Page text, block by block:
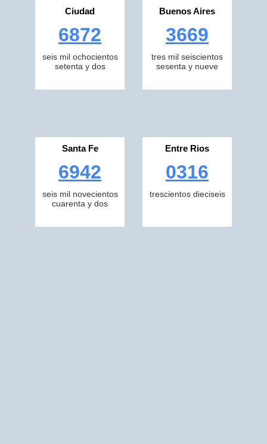
Ciudad
6872
seis mil ochocientos
setenta y dos
Buenos Aires
3669
tres mil seiscientos
sesenta y nueve
Santa Fe
6942
seis mil novecientos
cuarenta y dos
Entre Rios
0316
trescientos dieciseis